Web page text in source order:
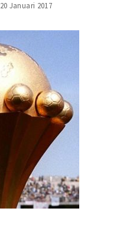
20 Januari 2017